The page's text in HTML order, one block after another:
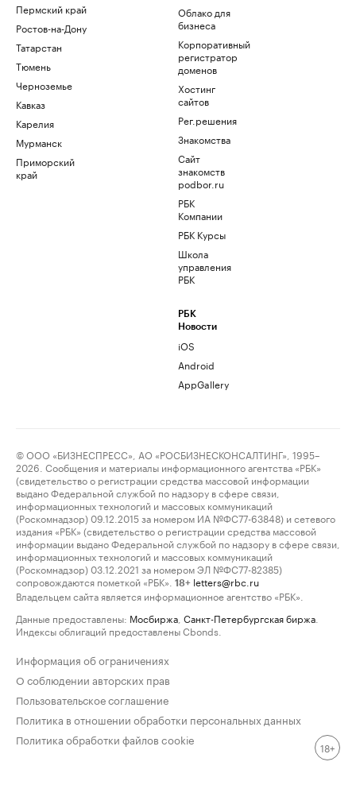
Пермский край
Ростов-на-Дону
Татарстан
Тюмень
Черноземье
Кавказ
Карелия
Мурманск
Приморский
край
Облако для
бизнеса
Корпоративный
регистратор
доменов
Хостинг
сайтов
Рег.решения
Знакомства
Сайт
знакомств
podbor.ru
РБК
Компании
РБК Курсы
Школа
управления
РБК
РБК
Новости
iOS
Android
AppGallery
© ООО «БИЗНЕСПРЕСС», АО «РОСБИЗНЕСКОНСАЛТИНГ», 1995–
2026. Сообщения и материалы информационного агентства «РБК»
(свидетельство о регистрации средства массовой информации
выдано Федеральной службой по надзору в сфере связи,
информационных технологий и массовых коммуникаций
(Роскомнадзор) 09.12.2015 за номером ИА №ФС77-63848) и сетевого
издания «РБК» (свидетельство о регистрации средства массовой
информации выдано Федеральной службой по надзору в сфере связи,
информационных технологий и массовых коммуникаций
(Роскомнадзор) 03.12.2021 за номером ЭЛ №ФС77-82385)
сопровождаются пометкой «РБК».
18+ letters@rbc.ru
Владельцем сайта является информационное агентство «РБК».
Данные предоставлены: Мосбиржа Санкт-Петербургская биржа
Индексы облигаций предоставлены Cbonds.
Информация об ограничениях
О соблюдении авторских прав
Пользовательское соглашение
Политика в отношении обработки персональных данных
Политика обработки файлов cookie
18+